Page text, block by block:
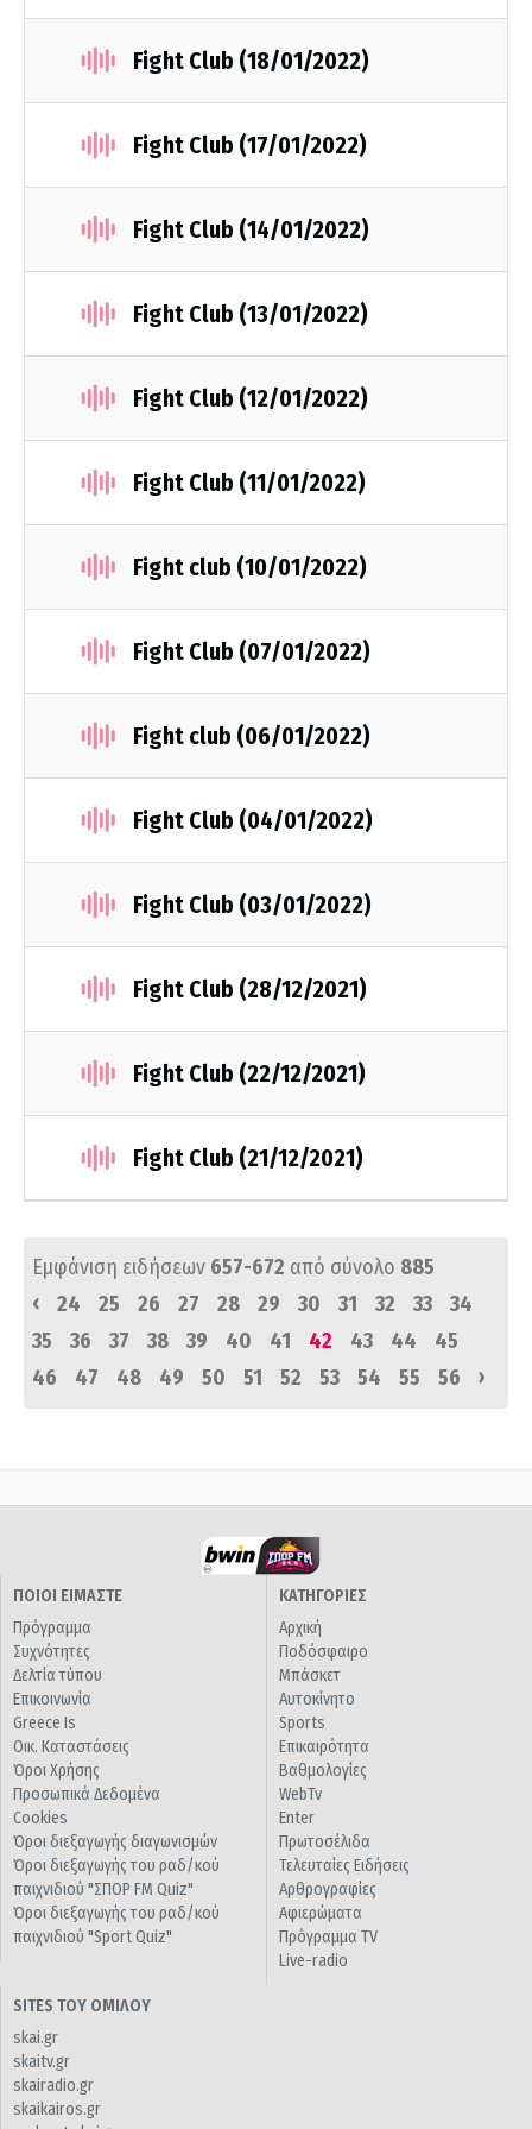
Fight Club (18/01/2022)
Fight Club (17/01/2022)
Fight Club (14/01/2022)
Fight Club (13/01/2022)
Fight Club (12/01/2022)
Fight Club (11/01/2022)
Fight club (10/01/2022)
Fight Club (07/01/2022)
Fight club (06/01/2022)
Fight Club (04/01/2022)
Fight Club (03/01/2022)
Fight Club (28/12/2021)
Fight Club (22/12/2021)
Fight Club (21/12/2021)
Εμφάνιση ειδήσεων 657-672 από σύνολο 885
‹
24 25 26 27 28 29 30 31 32 33
34
35
36 37 38 39 40 41 42 43 44
45
46
47 48 49 50 51 52 53 54 55 56 ›
ΠΟΙΟΙ ΕΙΜΑΣΤΕ
Πρόγραμμα
Συχνότητες
Δελτία τύπου
Επικοινωνία
Greece Is
Οικ. Καταστάσεις
Όροι Χρήσης
Προσωπικά Δεδομένα
Cookies
Όροι διεξαγωγής διαγωνισμών
Όροι διεξαγωγής του ραδ/κού
παιχνιδιού "ΣΠΟΡ FM Quiz"
Όροι διεξαγωγής του ραδ/κού
παιχνιδιού "Sport Quiz"
ΚΑΤΗΓΟΡΙΕΣ
Αρχική
Ποδόσφαιρο
Μπάσκετ
Αυτοκίνητο
Sports
Επικαιρότητα
Βαθμολογίες
WebTv
Enter
Πρωτοσέλιδα
Τελευταίες Ειδήσεις
Αρθρογραφίες
Αφιερώματα
Πρόγραμμα TV
Live-radio
SITES ΤΟΥ ΟΜΙΛΟΥ
skai.gr
skaitv.gr
skairadio.gr
skaikairos.gr